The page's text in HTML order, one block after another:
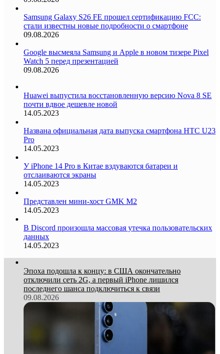
Samsung Galaxy S26 FE прошел сертификацию FCC:
стали известны новые подробности о смартфоне
09.08.2026
Google высмеяла Samsung и Apple в новом тизере Pixel
Watch 5 перед презентацией
09.08.2026
Huawei выпустила восстановленную версию Nova 8 SE
почти вдвое дешевле новой
14.05.2023
Названа официальная дата выпуска смартфона HTC U23
Pro
14.05.2023
У iPhone 14 Pro в Китае вздуваются батареи и
отслаиваются экраны
14.05.2023
Представлен мини-хост GMK M2
14.05.2023
В Discord произошла массовая утечка пользовательских
данных
14.05.2023
Эпоха подошла к концу: в США окончательно
отключили сеть 2G, а первый iPhone лишился
последнего шанса подключиться к связи
09.08.2026